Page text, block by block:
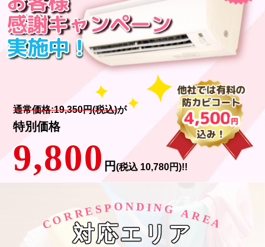
通常価格:19,350円(税込)が
特別価格
9,800 円(税込 10,780円)!!
CORRESPOND ING AREA
対応エリア